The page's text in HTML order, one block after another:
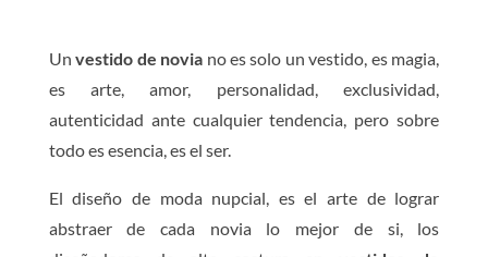
Unvestido de novia no es solo un vestido, es magia,
es arte, amor, personalidad, exclusividad,
autenticidad ante cualquier tendencia, pero sobre
todo es esencia, es el ser.
El diseño de moda nupcial, es el arte de lograr
abstraer de cada novia lo mejor de si, los